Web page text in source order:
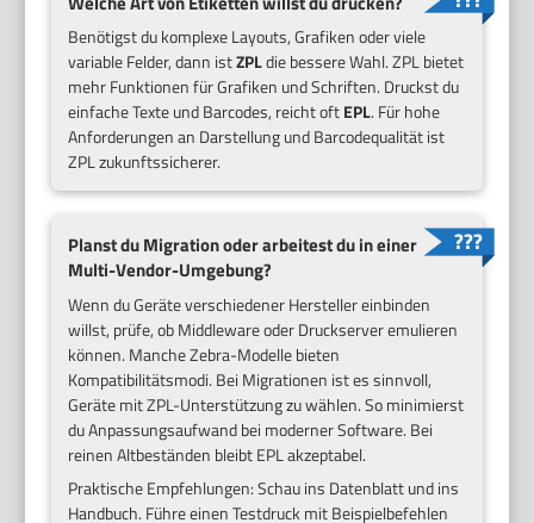
Benötigst du komplexe Layouts, Grafiken oder viele
variable Felder, dann istZPLdie bessere Wahl. ZPL bietet
mehr Funktionen für Grafiken und Schriften. Druckst du
einfache Texte und Barcodes, reicht oftEPL. Für hohe
Anforderungen an Darstellung und Barcodequalität ist
ZPL zukunftssicherer.
Planst du Migration oder arbeitest du in einer
Multi-Vendor-Umgebung?
Wenn du Geräte verschiedener Hersteller einbinden
willst, prüfe, ob Middleware oder Druckserver emulieren
können. Manche Zebra-Modelle bieten
Kompatibilitätsmodi. Bei Migrationen ist es sinnvoll,
Geräte mit ZPL-Unterstützung zu wählen. So minimierst
du Anpassungsaufwand bei moderner Software. Bei
reinen Altbeständen bleibt EPL akzeptabel.
Praktische Empfehlungen: Schau ins Datenblatt und ins
Handbuch. Führe einen Testdruck mit Beispielbefehlen